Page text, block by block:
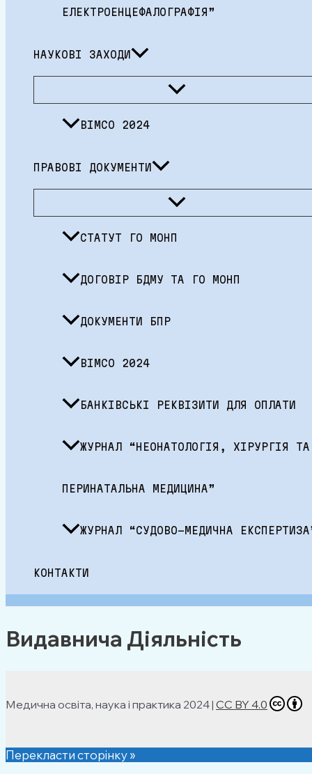
ЕЛЕКТРОЕНЦЕФАЛОГРАФІЯ”
НАУКОВІ ЗАХОДИ
Перемикач
меню
BIMCO 2024
ПРАВОВІ ДОКУМЕНТИ
Перемикач
меню
СТАТУТ ГО МОНП
ДОГОВІР БДМУ ТА ГО МОНП
ДОКУМЕНТИ БПР
BIMCO 2024
БАНКІВСЬКІ РЕКВІЗИТИ ДЛЯ ОПЛАТИ
ЖУРНАЛ “НЕОНАТОЛОГІЯ, ХІРУРГІЯ ТА
ПЕРИНАТАЛЬНА МЕДИЦИНА”
ЖУРНАЛ “СУДОВО-МЕДИЧНА
КОНТАКТИ
Видавнича Діяльність
Медична освіта, наука і практика 2024 | CC BY 4.0
Перекласти сторінку »